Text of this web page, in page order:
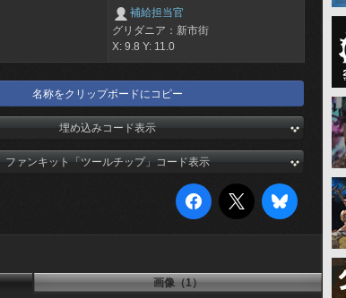
補給担当官
グリダニア：新市街
X: 9.8 Y: 11.0
名称をクリップボードにコピー
埋め込みコード表示
ファンキット「ツールチップ」コード表示
画像（1）